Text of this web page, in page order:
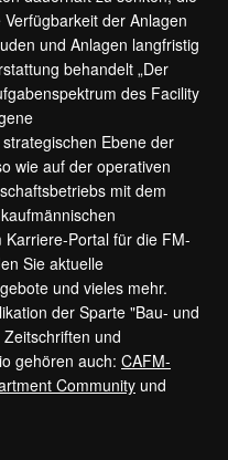
der Anlagen
und Anlagen langfristig
behandelt „Der
des Facility
Ebene der
wie auf der operativen
mit dem
Portal für die FM-
Sie aktuelle
und vieles mehr.
der Sparte "Bau- und
und
gehören auch: CAFM-
Community und